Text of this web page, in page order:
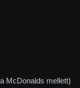
McDonalds mellett)